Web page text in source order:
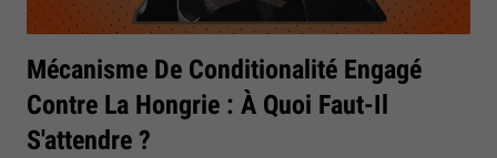
Mécanisme De Conditionalité Engagé
Contre La Hongrie : À Quoi Faut-Il
S'attendre ?